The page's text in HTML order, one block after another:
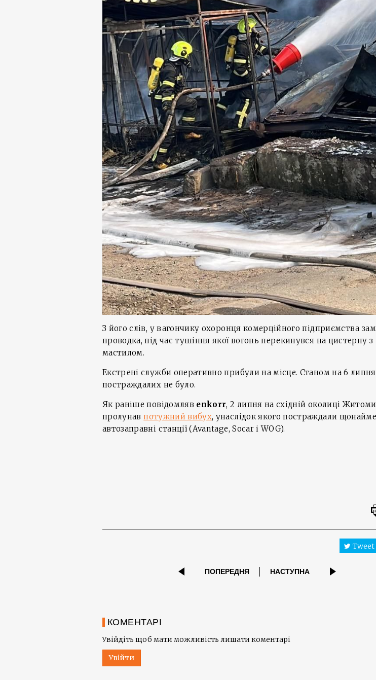
З його слів, у вагончику охоронця комерційного підприємства
проводка, під час тушіння якої вогонь перекинувся на цистерну з
мастилом.
Екстрені служби оперативно прибули на місце. Станом на 6 липня
постраждалих не було.
Як раніше повідомляв enkorr, 2 липня на східній околиці
пролунавпотужний вибух, унаслідок якого постраждали
автозаправні станції (Avantage, Socar і WOG).
Tweet
ПОПЕРЕДНЯ НАСТУПНА
КОМЕНТАРІ
Увійдіть щоб мати можливість лишати коментарі
Увійти